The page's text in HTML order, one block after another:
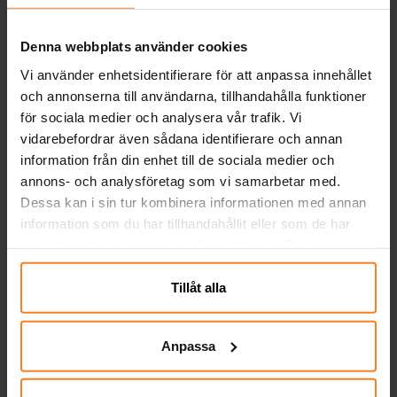
Denna webbplats använder cookies
Vi använder enhetsidentifierare för att anpassa innehållet
och annonserna till användarna, tillhandahålla funktioner
för sociala medier och analysera vår trafik. Vi
vidarebefordrar även sådana identifierare och annan
information från din enhet till de sociala medier och
annons- och analysföretag som vi samarbetar med.
Dessa kan i sin tur kombinera informationen med annan
information som du har tillhandahållit eller som de har
närsomhelst ändra ditt samtycke.
Tillåt alla
Anpassa
Relaterade produkter
Armband
Armband